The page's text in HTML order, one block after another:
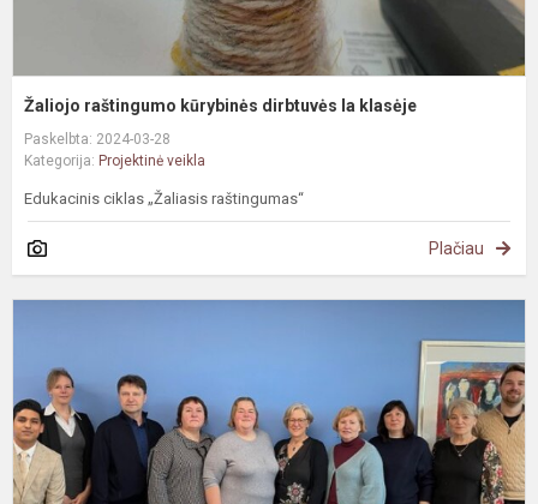
Žaliojo raštingumo kūrybinės dirbtuvės Ia klasėje
Paskelbta: 2024-03-28
Kategorija: Projektinė veikla
Edukacinis ciklas „Žaliasis raštingumas“
Plačiau